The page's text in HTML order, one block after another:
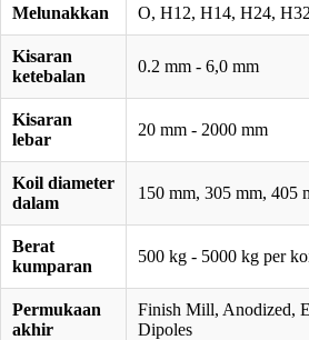
Melunakkan O, H12, H14, H24,
Kisaran
ketebalan
0.2 mm - 6,0 mm
Kisaran
lebar
20 mm - 2000 mm
Koil diameter
dalam
150 mm, 305 mm, 405
Berat
kumparan
500 kg - 5000 kg per
Permukaan
akhir
Finish Mill, Anodized,
Dipoles